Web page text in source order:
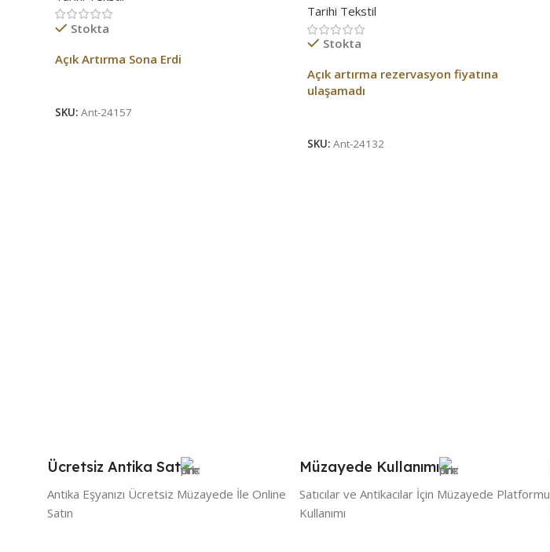
Stokta
Açık Artırma Sona Erdi
SKU: Ant-24157
Tarihi Tekstil
Stokta
Açık artırma rezervasyon fiyatına
ulaşamadı
SKU: Ant-24132
Ücretsiz Antika Sat
Antika Eşyanızı Ücretsiz Müzayede İle Online
Satın
Müzayede Kullanımı
Satıcılar ve Antikacılar İçin Müzayede Platformu
Kullanımı